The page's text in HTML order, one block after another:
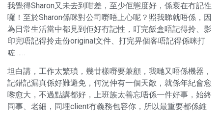
我覺得Sharon又未去到咁差，至少佢態度好，係衰在冇記性
囉！至於Sharon係咪對公司嘢唔上心呢？照我睇就唔係，因
為日常生活當中都見到佢好冇記性，叮完飯盒唔記得拎、影
印完唔記得拎走份original文件、打完畀個客唔記得係咪打
咗……
坦白講，工作太繁瑣，幾廿樣嘢要兼顧，我哋又唔係機器，
記錯記漏真係好難避免，何況仲有一個天敵，就係年紀會愈
嚟愈大，不過點講都好，上班族太善忘唔係一件好事，始終
同事、老細，同埋client冇義務包容你，所以最重要都係維